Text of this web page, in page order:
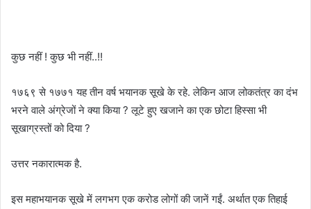
कुछ नहीं ! कुछ भी नहीं..!!
१७६९ से १७७१ यह तीन वर्ष भयानक सूखे के रहे. लेकिन आज लोकतंत्र का दंभ
भरने वाले अंग्रेजों ने क्या किया ? लूटे हुए खजाने का एक छोटा हिस्सा भी
सूखाग्रस्तों को दिया ?
उत्तर नकारात्मक है.
इस महाभयानक सूखे में लगभग एक करोड लोगों की जानें गईं. अर्थात एक तिहाई